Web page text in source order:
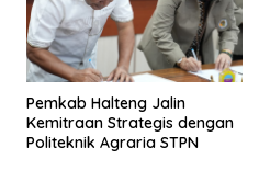
Pemkab Halteng Jalin
Kemitraan Strategis dengan
Politeknik Agraria STPN